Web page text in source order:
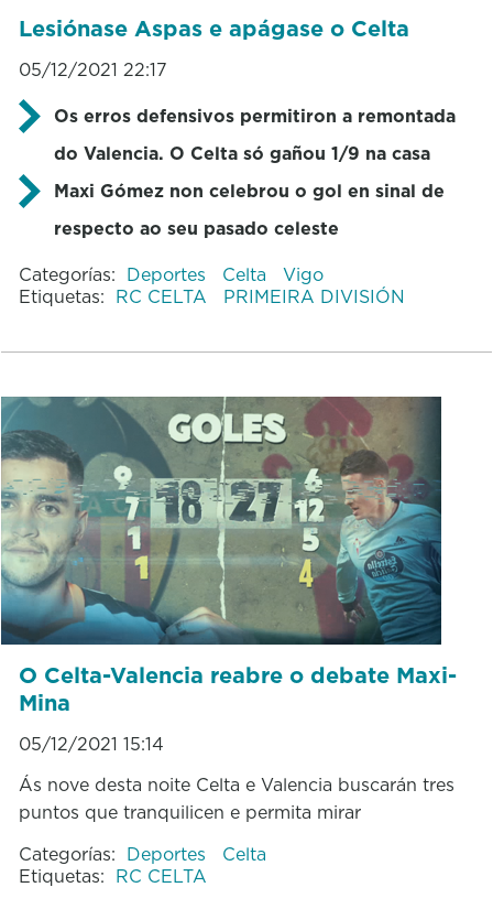
Lesiónase Aspas e apágase o Celta
05/12/2021 22:17
Os erros defensivos permitiron a remontada
do Valencia. O Celta só gañou 1/9 na casa
Maxi Gómez non celebrou o gol en sinal de
respecto ao seu pasado celeste
Categorías: Deportes Celta
Vigo
Etiquetas: RC CELTA PRIMEIRA DIVISIÓN
O Celta-Valencia reabre o debate Maxi-
Mina
05/12/2021 15:14
Ás nove desta noite Celta e Valencia buscarán tres
puntos que tranquilicen e permita mirar
Categorías: Deportes
Celta
Etiquetas: RC CELTA